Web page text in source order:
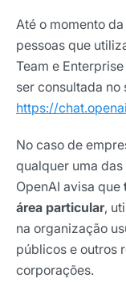
Até o momento
pessoas que
Team e
ser consultada no
https://
No caso de
qualquer uma
OpenAI avisa que
área particular,
na organização
públicos e outros
corporações.